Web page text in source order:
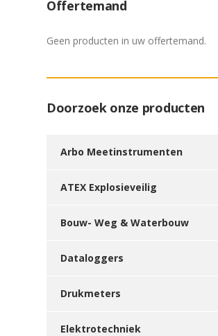
Offertemand
Geen producten in uw offertemand.
Doorzoek onze producten
Arbo Meetinstrumenten
ATEX Explosieveilig
Bouw- Weg & Waterbouw
Dataloggers
Drukmeters
Elektrotechniek